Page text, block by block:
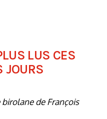
LUS CES
JOURS
de François